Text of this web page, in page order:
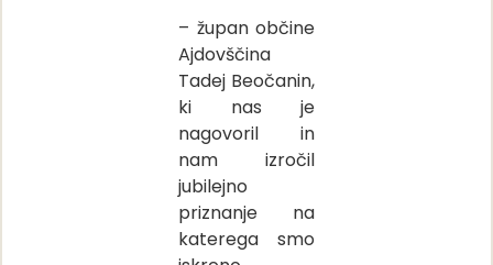
– župan občine
Ajdovščina
Tadej Beočanin,
ki nas je
nagovoril in
nam izročil
jubilejno
priznanje na
katerega smo